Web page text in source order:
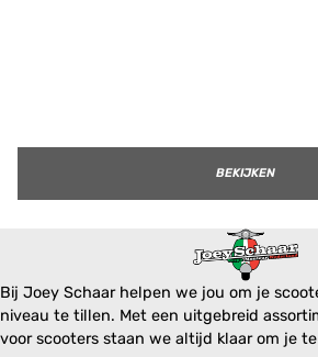
BEKIJKEN
Bij Joey Schaar helpen we jou om je
niveau te tillen. Met een uitgebreid
voor scooters staan we altijd klaar om je